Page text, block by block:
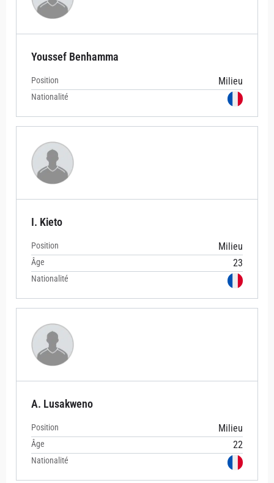
Youssef Benhamma
Position Milieu
Nationalité
I. Kieto
Position Milieu
Âge 23
Nationalité
A. Lusakweno
Position Milieu
Âge 22
Nationalité